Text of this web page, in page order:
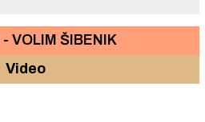
VOLIM ŠIBENIK
Video